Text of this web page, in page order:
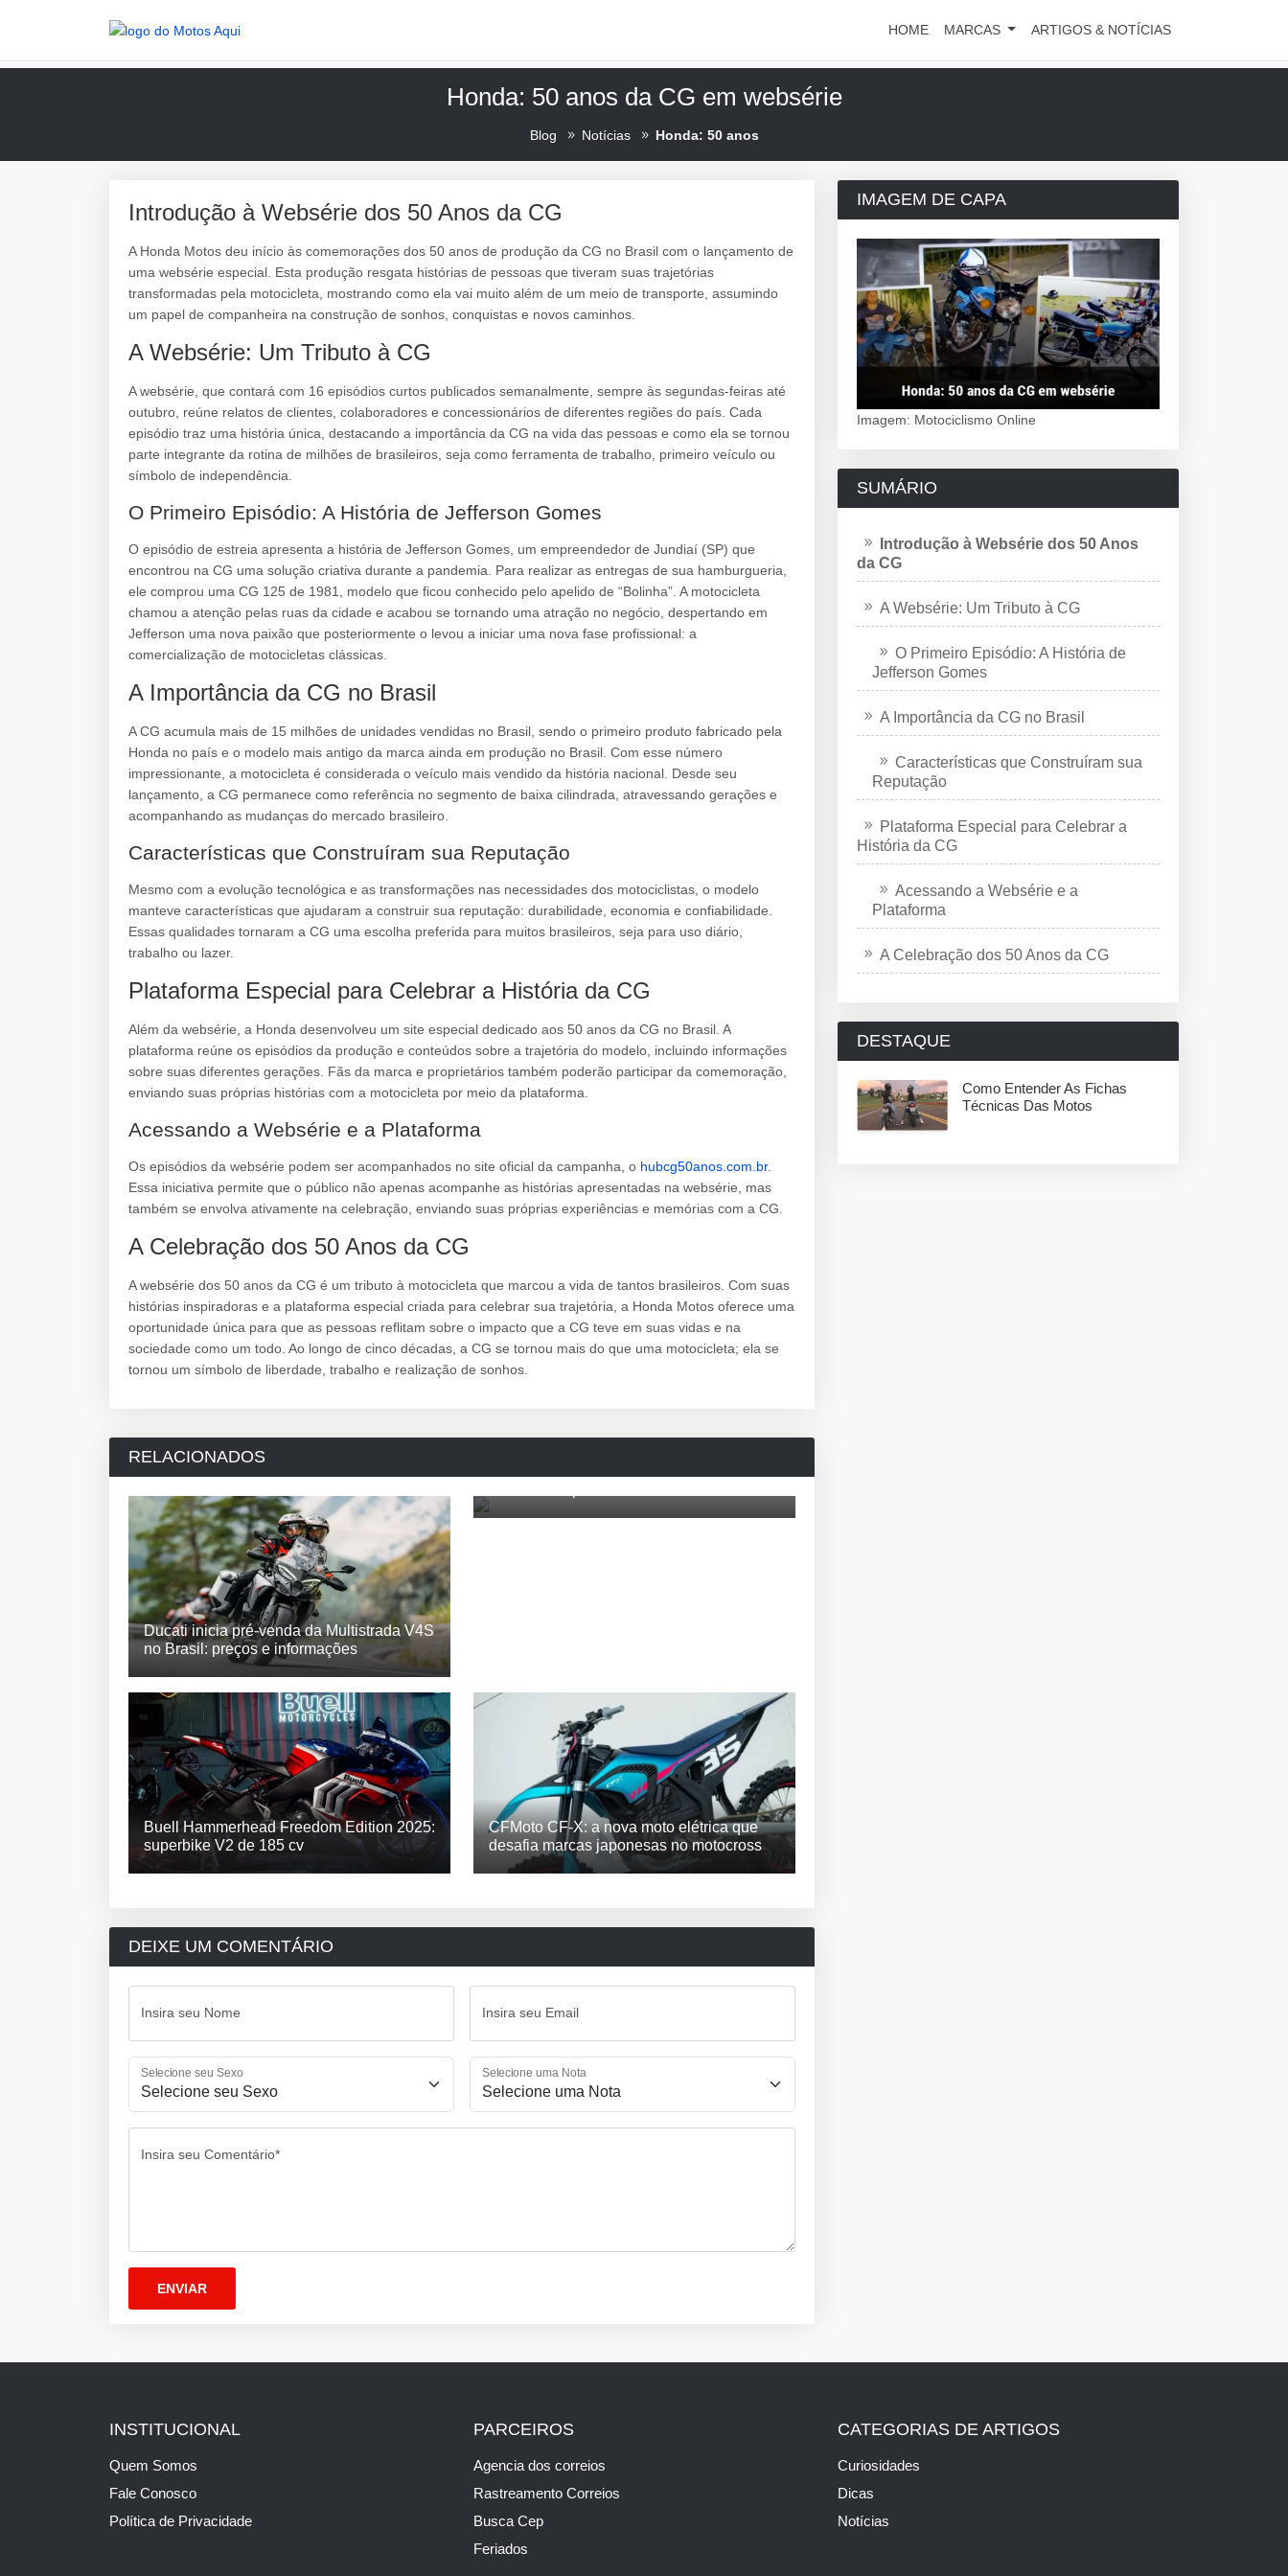
HOME MARCAS ARTIGOS & NOTÍCIAS
Honda: 50 anos da CG em websérie
Blog Notícias Honda: 50 anos
Introdução à Websérie dos 50 Anos da CG
A Honda Motos deu início às comemorações dos 50 anos de produção da CG no Brasil com o lançamento de
uma websérie especial. Esta produção resgata histórias de pessoas que tiveram suas trajetórias
transformadas pela motocicleta, mostrando como ela vai muito além de um meio de transporte, assumindo
um papel de companheira na construção de sonhos, conquistas e novos caminhos.
A Websérie: Um Tributo à CG
A websérie, que contará com 16 episódios curtos publicados semanalmente, sempre às segundas-feiras até
outubro, reúne relatos de clientes, colaboradores e concessionários de diferentes regiões do país. Cada
episódio traz uma história única, destacando a importância da CG na vida das pessoas e como ela se tornou
parte integrante da rotina de milhões de brasileiros, seja como ferramenta de trabalho, primeiro veículo ou
símbolo de independência.
O Primeiro Episódio: A História de Jefferson Gomes
O episódio de estreia apresenta a história de Jefferson Gomes, um empreendedor de Jundiaí (SP) que
encontrou na CG uma solução criativa durante a pandemia. Para realizar as entregas de sua hamburgueria,
ele comprou uma CG 125 de 1981, modelo que ficou conhecido pelo apelido de “Bolinha”. A motocicleta
chamou a atenção pelas ruas da cidade e acabou se tornando uma atração no negócio, despertando em
Jefferson uma nova paixão que posteriormente o levou a iniciar uma nova fase profissional: a
comercialização de motocicletas clássicas.
A Importância da CG no Brasil
A CG acumula mais de 15 milhões de unidades vendidas no Brasil, sendo o primeiro produto fabricado pela
Honda no país e o modelo mais antigo da marca ainda em produção no Brasil. Com esse número
impressionante, a motocicleta é considerada o veículo mais vendido da história nacional. Desde seu
lançamento, a CG permanece como referência no segmento de baixa cilindrada, atravessando gerações e
acompanhando as mudanças do mercado brasileiro.
Características que Construíram sua Reputação
Mesmo com a evolução tecnológica e as transformações nas necessidades dos motociclistas, o modelo
manteve características que ajudaram a construir sua reputação: durabilidade, economia e confiabilidade.
Essas qualidades tornaram a CG uma escolha preferida para muitos brasileiros, seja para uso diário,
trabalho ou lazer.
Plataforma Especial para Celebrar a História da CG
Além da websérie, a Honda desenvolveu um site especial dedicado aos 50 anos da CG no Brasil. A
plataforma reúne os episódios da produção e conteúdos sobre a trajetória do modelo, incluindo informações
sobre suas diferentes gerações. Fãs da marca e proprietários também poderão participar da comemoração,
enviando suas próprias histórias com a motocicleta por meio da plataforma.
Acessando a Websérie e a Plataforma
Os episódios da websérie podem ser acompanhados no site oficial da campanha, o hubcg50anos.com.br.
Essa iniciativa permite que o público não apenas acompanhe as histórias apresentadas na websérie, mas
também se envolva ativamente na celebração, enviando suas próprias experiências e memórias com a CG.
A Celebração dos 50 Anos da CG
A websérie dos 50 anos da CG é um tributo à motocicleta que marcou a vida de tantos brasileiros. Com suas
histórias inspiradoras e a plataforma especial criada para celebrar sua trajetória, a Honda Motos oferece uma
oportunidade única para que as pessoas reflitam sobre o impacto que a CG teve em suas vidas e na
sociedade como um todo. Ao longo de cinco décadas, a CG se tornou mais do que uma motocicleta; ela se
tornou um símbolo de liberdade, trabalho e realização de sonhos.
RELACIONADOS
Ducati inicia pré-venda da Multistrada V4S
no Brasil: preços e informações
Buell Hammerhead Freedom Edition 2025:
superbike V2 de 185 cv
CFMoto CF-X: a nova moto elétrica que
desafia marcas japonesas no motocross
DEIXE UM COMENTÁRIO
Insira seu Nome Insira seu Email
Selecione seu Sexo Selecione uma Nota
Insira seu Comentário*
IMAGEM DE CAPA
Imagem: Motociclismo Online
SUMÁRIO
Introdução à Websérie dos 50 Anos
da CG
A Websérie: Um Tributo à CG
O Primeiro Episódio: A História de
Jefferson Gomes
A Importância da CG no Brasil
Características que Construíram sua
Reputação
Plataforma Especial para Celebrar a
História da CG
Acessando a Websérie e a
Plataforma
A Celebração dos 50 Anos da CG
DESTAQUE
Como Entender As Fichas
Técnicas Das Motos
INSTITUCIONAL
Quem Somos
Fale Conosco
Política de Privacidade
PARCEIROS
Agencia dos correios
Rastreamento Correios
Busca Cep
Feriados
CATEGORIAS DE ARTIGOS
Curiosidades
Dicas
Notícias